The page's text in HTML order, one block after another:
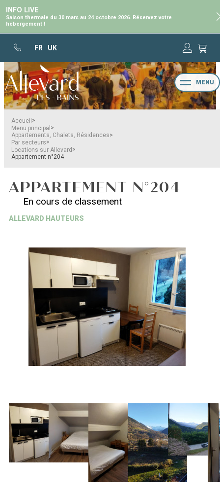
INFO LIVE
Saison thermale du 30 mars au 24 octobre 2026. Réservez votre
hébergement !
FR UK
MENU
Accueil >
Menu principal >
Appartements, Chalets, Résidences>
Par secteurs>
Locations sur Allevard >
Appartement n°204
APPARTEMENT N°204
En cours de classement
ALLEVARD HAUTEURS